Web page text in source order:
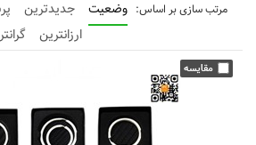
وضعیت جدیدترین
ارزانترین